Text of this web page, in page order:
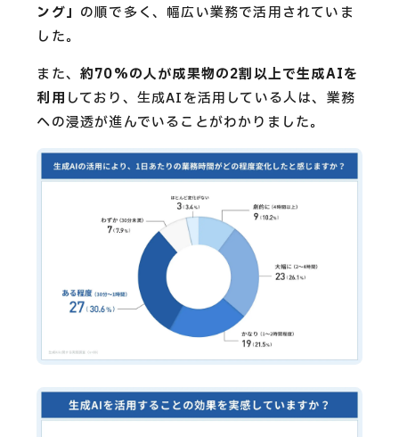
ング」 の順で多く、幅広い業務で活用されていま
した。
また、約70%の人が成果物の2割以上で生成AIを
利用 しており、生成AIを活用している人は、業務
への浸透が進んでいることがわかりました。